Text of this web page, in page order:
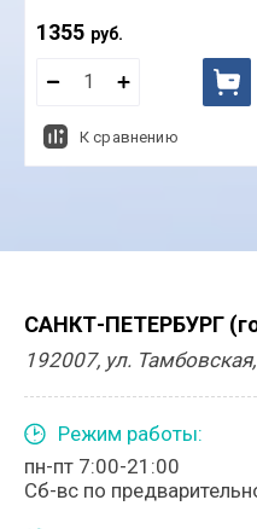
1355 руб.
К сравнению
САНКТ-ПЕТЕРБУРГ
192007, ул.
Режим работы:
пн-пт 7:00-21:00
Сб-вс по